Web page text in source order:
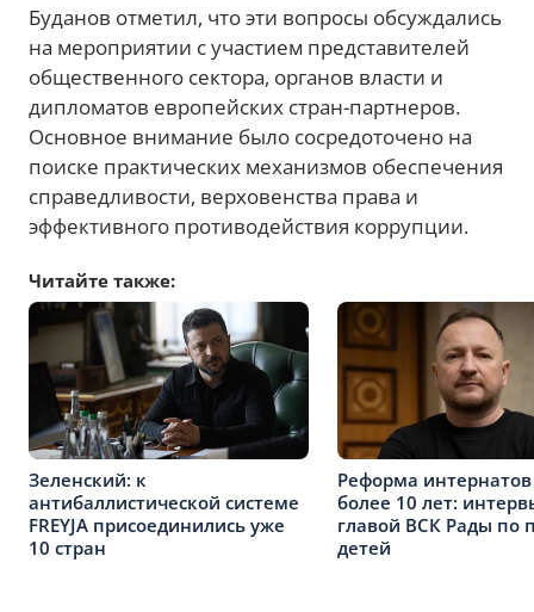
Буданов отметил, что эти вопросы обсуждались
на мероприятии с участием представителей
общественного сектора, органов власти и
дипломатов европейских стран-партнеров.
Основное внимание было сосредоточено на
поиске практических механизмов обеспечения
справедливости, верховенства права и
эффективного противодействия коррупции.
Читайте также:
Зеленский: к
антибаллистической системе
FREYJA присоединились уже
10 стран
Реформа интернатов
более 10 лет:
главой ВСК Рады по
детей